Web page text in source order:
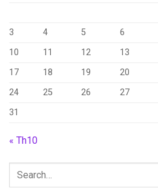
3
4 5 6
10
11 12 13
17
18 19 20
24
25 26 27
31
« Th10